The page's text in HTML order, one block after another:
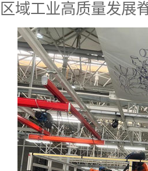
区域工业高质量发展